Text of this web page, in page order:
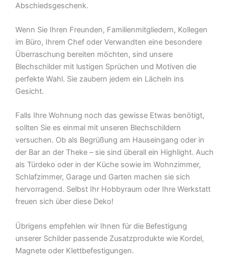
Abschiedsgeschenk.
Wenn Sie Ihren Freunden, Familienmitgliedern, Kollegen
im Büro, Ihrem Chef oder Verwandten eine besondere
Überraschung bereiten möchten, sind unsere
Blechschilder mit lustigen Sprüchen und Motiven die
perfekte Wahl. Sie zaubern jedem ein Lächeln ins
Gesicht.
Falls Ihre Wohnung noch das gewisse Etwas benötigt,
sollten Sie es einmal mit unseren Blechschildern
versuchen. Ob als Begrüßung am Hauseingang oder in
der Bar an der Theke – sie sind überall ein Highlight. Auch
als Türdeko oder in der Küche sowie im Wohnzimmer,
Schlafzimmer, Garage und Garten machen sie sich
hervorragend. Selbst Ihr Hobbyraum oder Ihre Werkstatt
freuen sich über diese Deko!
Übrigens empfehlen wir Ihnen für die Befestigung
unserer Schilder passende Zusatzprodukte wie Kordel,
Magnete oder Klettbefestigungen.